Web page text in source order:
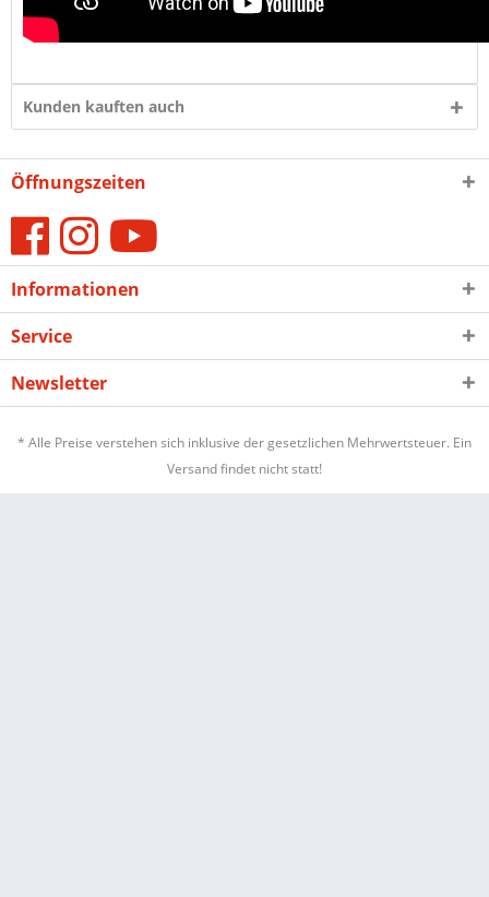
Kunden kauften auch
Öffnungszeiten
Informationen
Service
Newsletter
* Alle Preise verstehen sich inklusive der gesetzlichen Mehrwertsteuer. Ein
Versand findet nicht statt!